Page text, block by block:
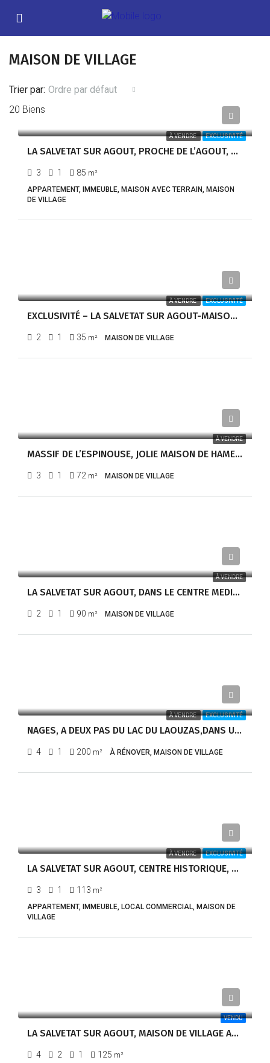
MAISON DE VILLAGE
20 Biens
Trier par: Ordre par défaut
À VENDRE EXCLUSIVITÉ
120 000,00€
LA SALVETAT SUR AGOUT, PROCHE DE L’AGOUT, DANS UN QUARTIER CALME À DEUX PAS DU CENTRE-RÉF 1326
3 1 85 m²
APPARTEMENT, IMMEUBLE, MAISON AVEC TERRAIN, MAISON
DE VILLAGE
À VENDRE EXCLUSIVITÉ
EXCLUSIVITÉ – LA SALVETAT SUR AGOUT-MAISON DE HAMEAU EN PIERRE À DEUX PAS DU LAC DE LA RAVIÈGE – RÉF 1310
2 1 35 m² MAISON DE VILLAGE
À VENDRE
MASSIF DE L’ESPINOUSE, JOLIE MAISON DE HAMEAU – RÉF 1300
3 1 72 m² MAISON DE VILLAGE
À VENDRE
LA SALVETAT SUR AGOUT, DANS LE CENTRE MEDIEVAL DU VILLAGE – REF 1282
2 1 90 m² MAISON DE VILLAGE
À VENDRE EXCLUSIVITÉ
NAGES, A DEUX PAS DU LAC DU LAOUZAS,DANS UN HAMEAU, GRANDE MAISON DE VILLAGE – RÉF 1281
4 1 200 m² À RÉNOVER, MAISON DE VILLAGE
À VENDRE EXCLUSIVITÉ
LA SALVETAT SUR AGOUT, CENTRE HISTORIQUE, GRAND APPARTMENT ET LOCAL COMMERCIAL
3 1 113 m²
APPARTEMENT, IMMEUBLE, LOCAL COMMERCIAL, MAISON DE
VILLAGE
VENDU
LA SALVETAT SUR AGOUT, MAISON DE VILLAGE AVEC GARAGE ET COUR-REF1266
4 2 1 125 m²